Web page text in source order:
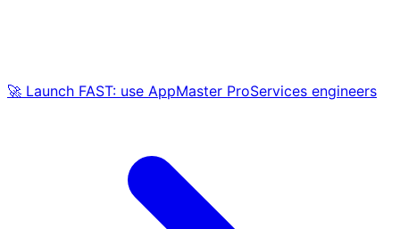
🚀 Launch FAST: use AppMaster ProServices engineers